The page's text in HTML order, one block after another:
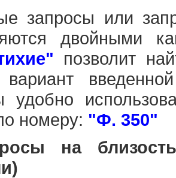
запросы или
двойными
позволит
вариант
удобно
номеру: "Ф. 350"
на